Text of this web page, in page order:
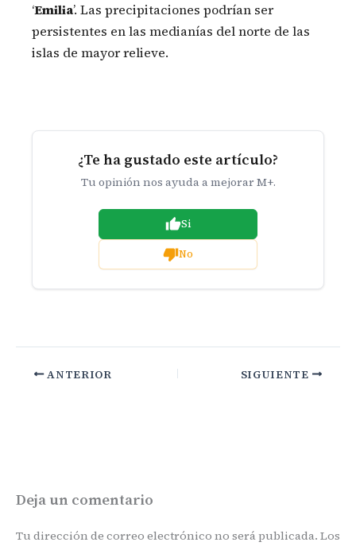
‘Emilia’. Las precipitaciones podrían ser
persistentes en las medianías del norte de las
islas de mayor relieve.
¿Te ha gustado este artículo?
Tu opinión nos ayuda a mejorar M+.
Si
No
ANTERIOR SIGUIENTE
Deja un comentario
Tu dirección de correo electrónico no será publicada. Los